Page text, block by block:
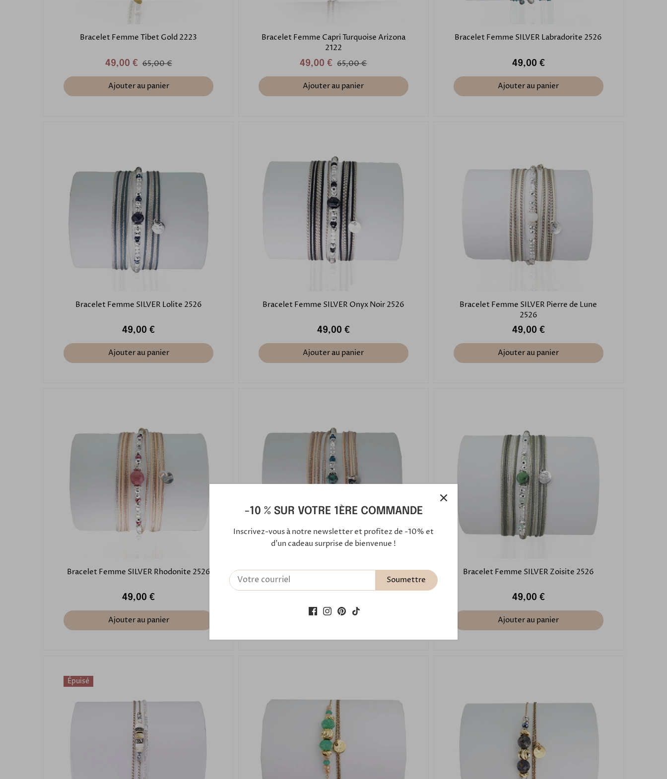
Bracelet Femme Tibet Gold 2223
49,00 € 65,00 €
Ajouter au panier
Bracelet Femme Capri Turquoise Arizona
2122
49,00 € 65,00 €
Ajouter au panier
Bracelet Femme SILVER Labradorite 2526
49,00 €
Ajouter au panier
Bracelet Femme SILVER Lolite 2526
49,00 €
Ajouter au panier
Bracelet Femme SILVER Onyx Noir 2526
49,00 €
Ajouter au panier
Bracelet Femme SILVER Pierre de Lune
2526
49,00 €
Ajouter au panier
Bracelet Femme SILVER Rhodonite 2526
49,00 €
Ajouter au panier
Bracelet Femme SILVER Turquoise
Bracelet Femme SILVER Zoisite 2526
49,00 €
Ajouter au panier
Épuisé
-10 % SUR VOTRE 1ÈRE COMMANDE
Inscrivez-vous à notre newsletter et profitez de -10% et
d'un cadeau surprise de bienvenue !
Soumettre